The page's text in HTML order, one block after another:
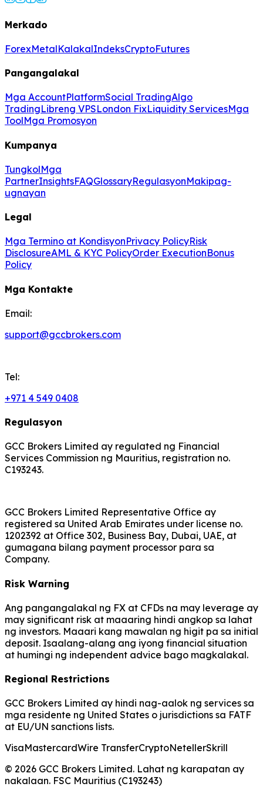
Merkado
ForexMetalKalakalIndeksCryptoFutures
Pangangalakal
Mga AccountPlatformSocial TradingAlgo
TradingLibreng VPSLondon FixLiquidity ServicesMga
ToolMga Promosyon
Kumpanya
TungkolMga
PartnerInsightsFAQGlossaryRegulasyonMakipag-
ugnayan
Legal
Mga Termino at KondisyonPrivacy PolicyRisk
DisclosureAML & KYC PolicyOrder ExecutionBonus
Policy
Mga Kontakte
Email:
support@gccbrokers.com
Tel:
+971 4 549 0408
Regulasyon
GCC Brokers Limited ay regulated ng Financial
Services Commission ng Mauritius, registration no.
C193243.
GCC Brokers Limited Representative Office ay
registered sa United Arab Emirates under license no.
1202392 at Office 302, Business Bay, Dubai, UAE, at
gumagana bilang payment processor para sa
Company.
Risk Warning
Ang pangangalakal ng FX at CFDs na may leverage ay
may significant risk at maaaring hindi angkop sa lahat
ng investors. Maaari kang mawalan ng higit pa sa initial
deposit. Isaalang-alang ang iyong financial situation
at humingi ng independent advice bago magkalakal.
Regional Restrictions
GCC Brokers Limited ay hindi nag-aalok ng services sa
mga residente ng United States o jurisdictions sa FATF
at EU/UN sanctions lists.
VisaMastercardWire TransferCryptoNetellerSkrill
© 2026 GCC Brokers Limited. Lahat ng karapatan ay
nakalaan. FSC Mauritius (C193243)